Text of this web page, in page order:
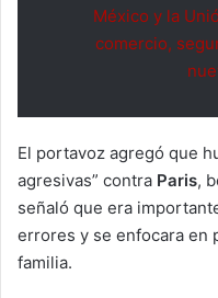
México y la
comercio,
El portavoz agregó que
agresivas” contra Paris,
señaló que era
errores y se enfocara en
familia.